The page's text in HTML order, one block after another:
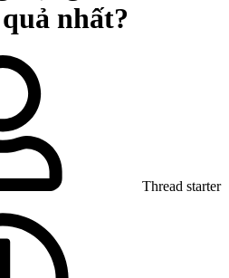
nhất?
Thread starter